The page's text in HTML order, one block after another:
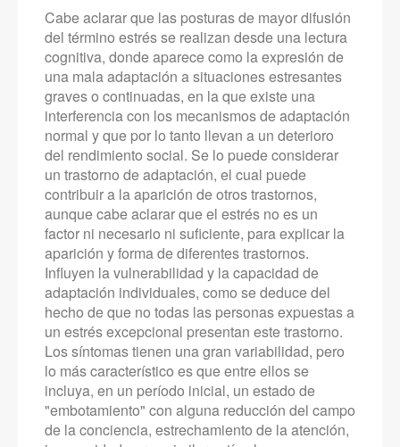
Cabe aclarar que las posturas de mayor difusión
del término estrés se realizan desde una lectura
cognitiva, donde aparece como la expresión de
una mala adaptación a situaciones estresantes
graves o continuadas, en la que existe una
interferencia con los mecanismos de adaptación
normal y que por lo tanto llevan a un deterioro
del rendimiento social. Se lo puede considerar
un trastorno de adaptación, el cual puede
contribuir a la aparición de otros trastornos,
aunque cabe aclarar que el estrés no es un
factor ni necesario ni suficiente, para explicar la
aparición y forma de diferentes trastornos.
Influyen la vulnerabilidad y la capacidad de
adaptación individuales, como se deduce del
hecho de que no todas las personas expuestas a
un estrés excepcional presentan este trastorno.
Los síntomas tienen una gran variabilidad, pero
lo más característico es que entre ellos se
incluya, en un período inicial, un estado de
"embotamiento" con alguna reducción del campo
de la conciencia, estrechamiento de la atención,